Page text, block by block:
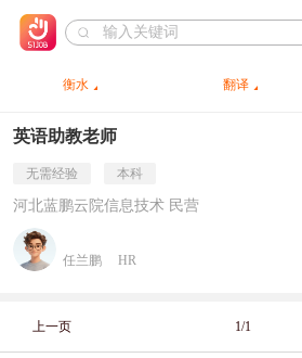
衡水 翻译
英语助教老师
无需经验 本科
河北蓝鹏云院信息技术 民营
任兰鹏 HR
上一页 1/1